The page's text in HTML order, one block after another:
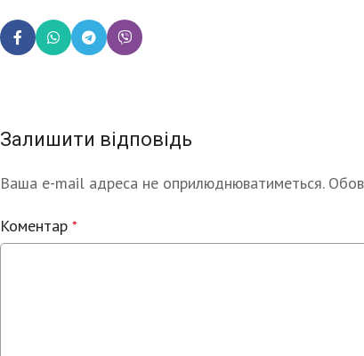
Залишити відповідь
Ваша e-mail адреса не оприлюднюватиметься.
Коментар *
Alternative: